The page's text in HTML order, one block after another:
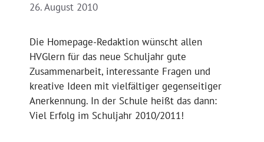
26. August 2010
Die Homepage-Redaktion wünscht allen
HVGlern für das neue Schuljahr gute
Zusammenarbeit, interessante Fragen und
kreative Ideen mit vielfältiger gegenseitiger
Anerkennung. In der Schule heißt das dann:
Viel Erfolg im Schuljahr 2010/2011!